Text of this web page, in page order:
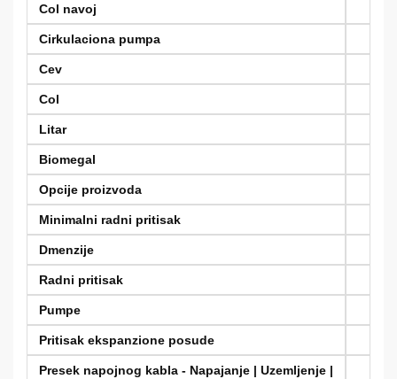
Col navoj
Cirkulaciona pumpa
Cev
Col
Litar
Biomegal
Opcije proizvoda
Minimalni radni pritisak
Dmenzije
Radni pritisak
Pumpe
Pritisak ekspanzione posude
Presek napojnog kabla - Napajanje | Uzemljenje |